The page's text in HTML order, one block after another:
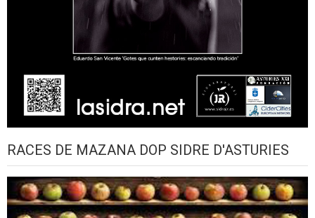
RACES DE MAZANA DOP SIDRE D'ASTURIES